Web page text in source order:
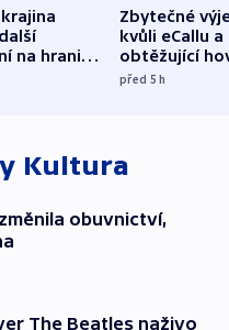
na hranici
Zbytečné
kvůli eCallu a
obtěžující
zdržují
před 5h
Kultura
obuvnictví,
The Beatles naživo